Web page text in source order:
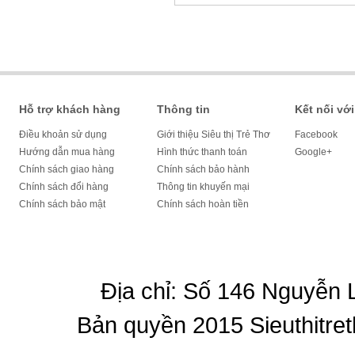
Hỗ trợ khách hàng
Điều khoản sử dụng
Hướng dẫn mua hàng
Chính sách giao hàng
Chính sách đổi hàng
Chính sách bảo mật
Thông tin
Giới thiệu Siêu thị Trẻ Thơ
Hình thức thanh toán
Chính sách bảo hành
Thông tin khuyến mại
Chính sách hoàn tiền
Kết nối
Facebook
Google+
Địa chỉ: Số 146 Nguyễn
Bản quyền 2015